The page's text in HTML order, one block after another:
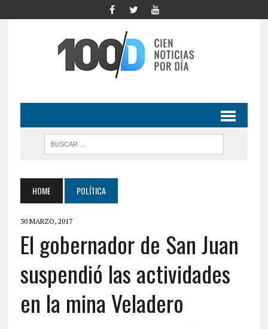
HOME POLÍTICA
30 MARZO, 2017
El gobernador de San Juan
suspendió las actividades
en la mina Veladero